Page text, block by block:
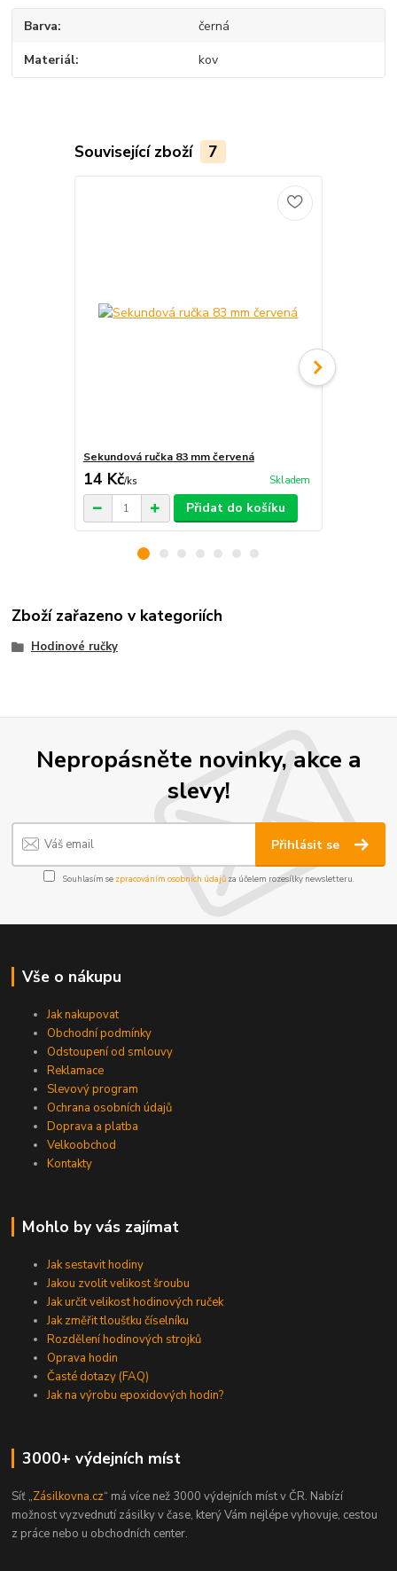
Barva černá
Materiál kov
Související zboží 7
Sekundová ručka 83 mm červená
14 Kč/ks Skladem
Přidat do košíku
Zboží zařazeno v kategoriích
Hodinové ručky
Nepropásněte novinky, akce a
slevy!
Přihlásit se
Souhlasím se zpracováním osobních údajůza účelem rozesílky newsletteru.
Vše o nákupu
Jak nakupovat
Obchodní podmínky
Odstoupení od smlouvy
Reklamace
Slevový program
Ochrana osobních údajů
Doprava a platba
Velkoobchod
Kontakty
Mohlo by vás zajímat
Jak sestavit hodiny
Jakou zvolit velikost šroubu
Jak určit velikost hodinových ruček
Jak změřit tloušťku číselníku
Rozdělení hodinových strojků
Oprava hodin
Časté dotazy (FAQ)
Jak na výrobu epoxidových hodin?
3000+ výdejních míst
Síť „Zásilkovna.cz“ má více než 3000 výdejních míst v ČR. Nabízí
možnost vyzvednutí zásilky v čase, který Vám nejlépe vyhovuje, cestou
z práce nebo u obchodních center.